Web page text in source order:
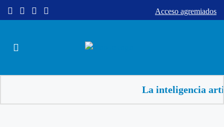
Acceso agremiados
La inteligencia artificial